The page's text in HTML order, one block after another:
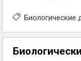
Биологические